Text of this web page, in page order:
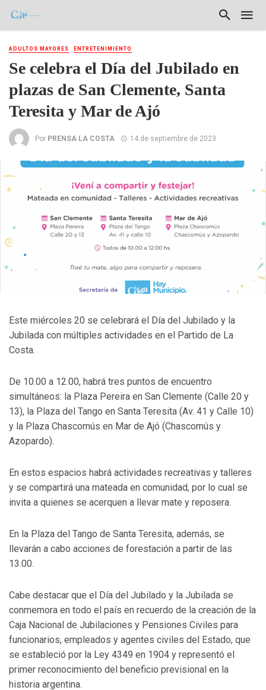
ADULTOS MAYORES ENTRETENIMIENTO
Se celebra el Día del Jubilado en
plazas de San Clemente, Santa
Teresita y Mar de Ajó
Por PRENSA LA COSTA 14 de septiembre de 2023
Este miércoles 20 se celebrará el Día del Jubilado y la
Jubilada con múltiples actividades en el Partido de La
Costa.
De 10.00 a 12.00, habrá tres puntos de encuentro
simultáneos: la Plaza Pereira en San Clemente (Calle 20 y
13), la Plaza del Tango en Santa Teresita (Av. 41 y Calle 10)
y la Plaza Chascomús en Mar de Ajó (Chascomús y
Azopardo).
En estos espacios habrá actividades recreativas y talleres
y se compartirá una mateada en comunidad, por lo cual se
invita a quienes se acerquen a llevar mate y reposera.
En la Plaza del Tango de Santa Teresita, además, se
llevarán a cabo acciones de forestación a partir de las
13.00.
Cabe destacar que el Día del Jubilado y la Jubilada se
conmemora en todo el país en recuerdo de la creación de la
Caja Nacional de Jubilaciones y Pensiones Civiles para
funcionarios, empleados y agentes civiles del Estado, que
se estableció por la Ley 4349 en 1904 y representó el
primer reconocimiento del beneficio previsional en la
historia argentina.